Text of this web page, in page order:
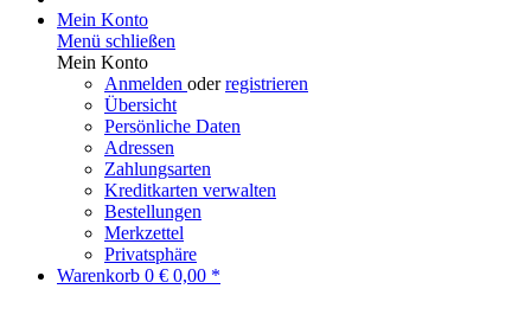
Mein Konto
Menü schließen
Mein Konto
Anmelden oderregistrieren
Übersicht
Persönliche Daten
Adressen
Zahlungsarten
Kreditkarten verwalten
Bestellungen
Merkzettel
Privatsphäre
Warenkorb 0 € 0,00 *